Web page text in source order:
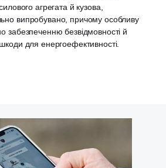
агрегата й кузова,
випробувано, причому особливу
забезпеченню безвідмовності й
для енергоефективності.